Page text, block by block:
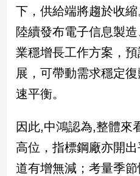
娛
樂
星
行/
尚
追
星
下，供給端將趨於收
陸續發布電子信息製
業穩增長工作方案，
展，可帶動需求穩定
速平衡。
因此,中鴻認為,整體來
高位，指標鋼廠亦開
道有增無減；考量季